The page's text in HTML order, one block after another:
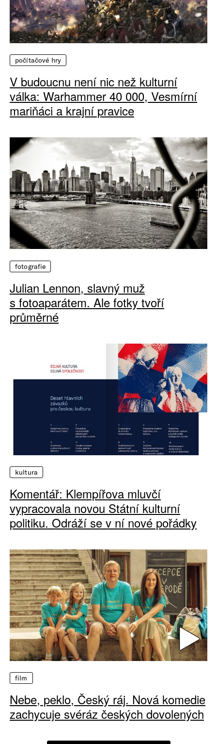
počítačové hry
V budoucnu není nic než kulturní
válka: Warhammer 40 000, Vesmírní
mariňáci a krajní pravice
fotografie
Julian Lennon, slavný muž
s fotoaparátem. Ale fotky tvoří
průměrné
kultura
Komentář: Klempířova mluvčí
vypracovala novou Státní kulturní
politiku. Odráží se v ní nové pořádky
film
Nebe, peklo, Český ráj. Nová komedie
zachycuje svéráz českých dovolených